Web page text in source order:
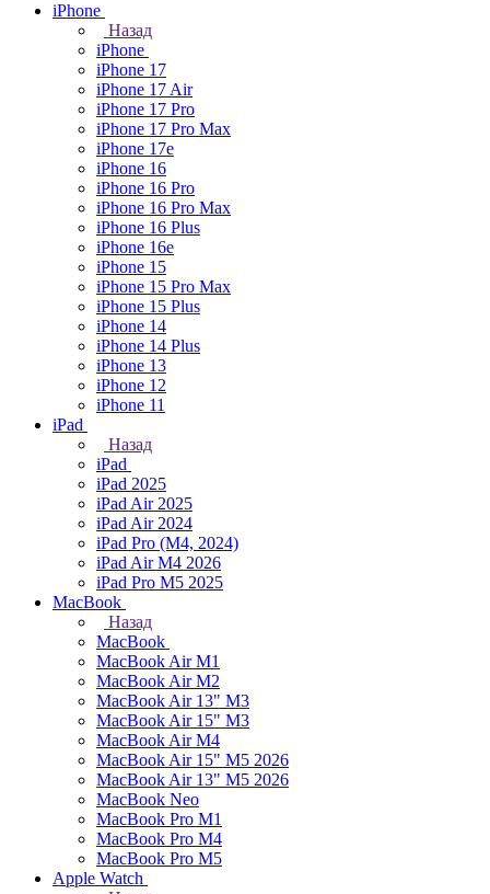
iPhone
Назад
iPhone
iPhone 17
iPhone 17 Air
iPhone 17 Pro
iPhone 17 Pro Max
iPhone 17e
iPhone 16
iPhone 16 Pro
iPhone 16 Pro Max
iPhone 16 Plus
iPhone 16e
iPhone 15
iPhone 15 Pro Max
iPhone 15 Plus
iPhone 14
iPhone 14 Plus
iPhone 13
iPhone 12
iPhone 11
iPad
Назад
iPad
iPad 2025
iPad Air 2025
iPad Air 2024
iPad Pro (M4, 2024)
iPad Air M4 2026
iPad Pro M5 2025
MacBook
Назад
MacBook
MacBook Air M1
MacBook Air M2
MacBook Air 13" M3
MacBook Air 15" M3
MacBook Air M4
MacBook Air 15" М5 2026
MacBook Air 13" М5 2026
MacBook Neo
MacBook Pro M1
MacBook Pro M4
MacBook Pro M5
Apple Watch